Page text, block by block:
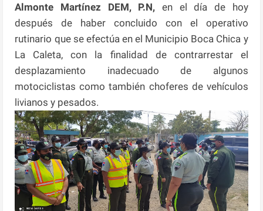
Almonte Martínez DEM, P.N, en el día de hoy
después de haber concluido con el operativo
rutinario que se efectúa en el Municipio Boca Chica y
La Caleta, con la finalidad de contrarrestar el
desplazamiento inadecuado de algunos
motociclistas como también choferes de vehículos
livianos y pesados.